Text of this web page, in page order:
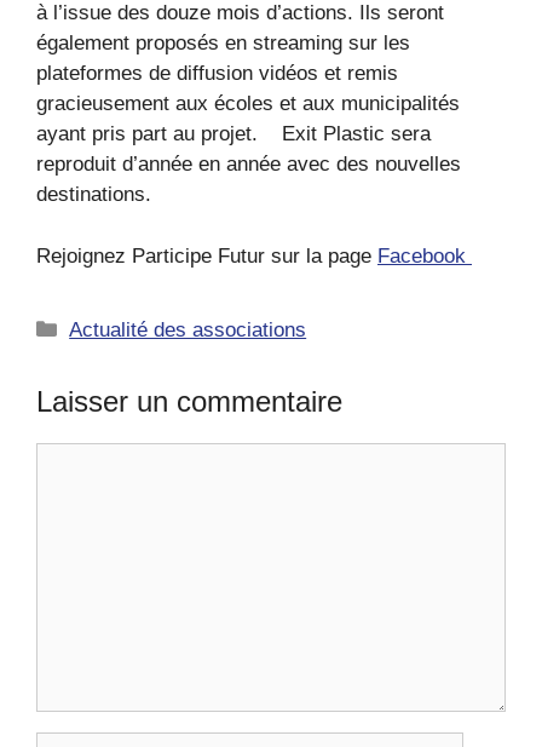
à l’issue des douze mois d’actions. Ils seront
également proposés en streaming sur les
plateformes de diffusion vidéos et remis
gracieusement aux écoles et aux municipalités
ayant pris part au projet. Exit Plastic sera
reproduit d’année en année avec des nouvelles
destinations.
Rejoignez Participe Futur sur la page Facebook
Catégories
Actualité des associations
Laisser un commentaire